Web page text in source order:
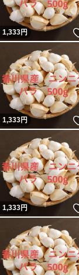
1,333円
1,333円
1,333円